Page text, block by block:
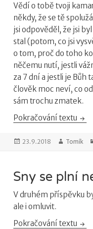
Vědí o tobě tvoji
někdy, že se tě
jsi odpověděl, že jsi
stal (potom, co jsi
o tom, proč do toho
něčemu nutí, jestli
za 7 dní a jestli je Bůh
člověk moc neví, co
sám trochu zmatek.
Pokračování textu
Publikováno:
23.9.2018 Autor:
Tomík
Sny se plní
V druhém příspěvku
ale i omluvit.
Pokračování textu